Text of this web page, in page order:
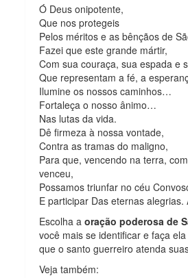
Ó Deus onipotente,
Que nos protegeis
Pelos méritos e as bênçãos de
Fazei que este grande mártir,
Com sua couraça, sua espada e
Que representam a fé, a
Ilumine os nossos caminhos…
Fortaleça o nosso ânimo…
Nas lutas da vida.
Dê firmeza à nossa vontade,
Contra as tramas do maligno,
Para que, vencendo na terra,
venceu,
Possamos triunfar no céu
E participar Das eternas alegrias.
Escolha aoração poderosa de
você mais se identificar e faça
que o santo guerreiro atenda
Veja também: